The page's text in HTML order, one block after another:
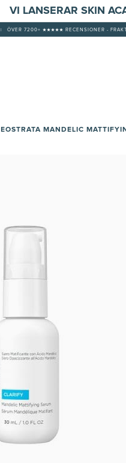
VI LANSERAR SKIN
ÖVER 7200+ ★★★★★ RECENSIONER -
MANDELIC